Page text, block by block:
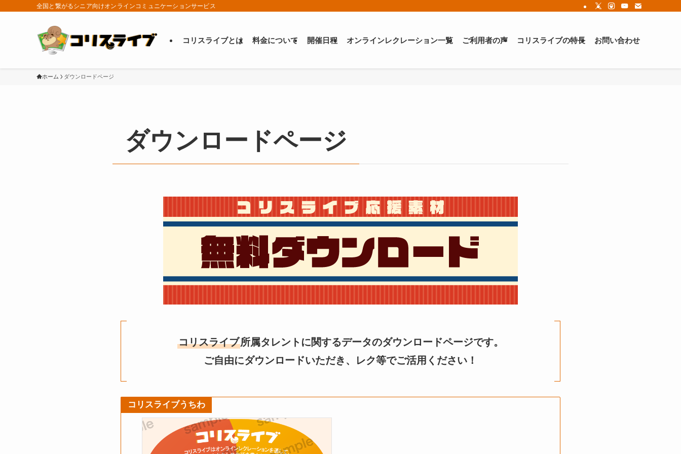
全国と繋がるシニア向けオンラインコミュニケーションサービス
コリスライブとは 料金について 開催日程 オンラインレクレーション一覧 ご利用者の声 コリスライブの特長 お問い合わせ
ホーム ダウンロードページ
ダウンロードページ
コリスライブ所属タレントに関するデータのダウンロードページです。
ご自由にダウンロードいただき、レク等でご活用ください！
コリスライブうちわ